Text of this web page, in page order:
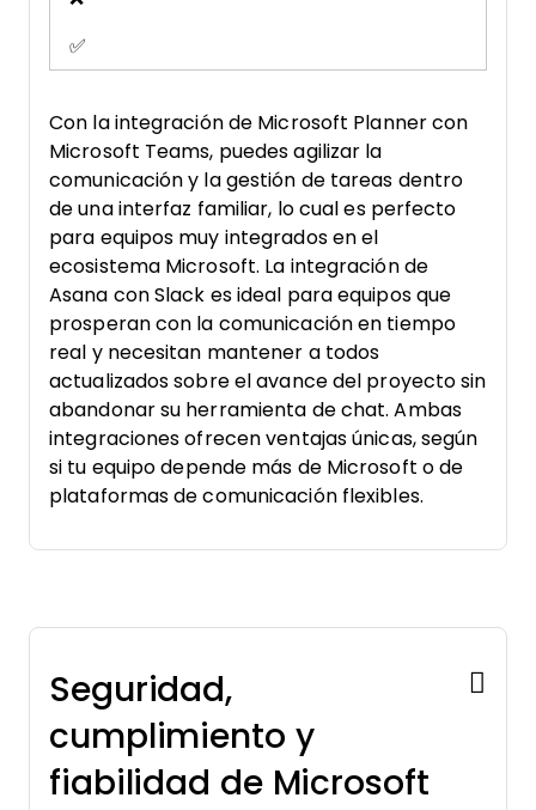
✅
Con la integración de Microsoft Planner con
Microsoft Teams, puedes agilizar la
comunicación y la gestión de tareas dentro
de una interfaz familiar, lo cual es perfecto
para equipos muy integrados en el
ecosistema Microsoft. La integración de
Asana con Slack es ideal para equipos que
prosperan con la comunicación en tiempo
real y necesitan mantener a todos
actualizados sobre el avance del proyecto sin
abandonar su herramienta de chat. Ambas
integraciones ofrecen ventajas únicas, según
si tu equipo depende más de Microsoft o de
plataformas de comunicación flexibles.
Seguridad,
cumplimiento y
fiabilidad de Microsoft